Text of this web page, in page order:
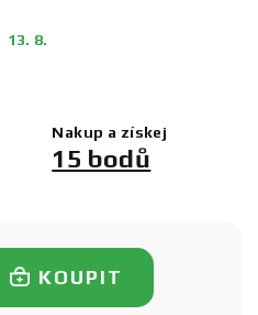
13. 8.
Nakup a získej
15 bodů
KOUPIT